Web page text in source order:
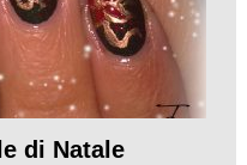
di Natale